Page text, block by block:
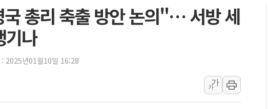
트럼프 "금리 내려야"…파월 때와 달리 워시엔 톤 낮
특정 정치인 측근 포항시 정책특보 내정설...포항시 '
李 "해남 태양광, 대한민국 다음 100년 밑거름…수
李 대통령, '6시간 마라톤 부동산 2차 회의' 주재…
트럼프, 中 겨냥 폴리실리콘 관세 15% 부과…美 태
이란와이어 "이란 최고지도자 위독…곧 사망해도
총리 축출 방안 논의"… 서방 세
기나
2025년01월10일 16:28
가
가